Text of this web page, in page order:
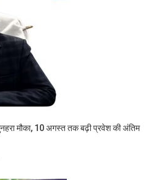
मौका, 10 अगस्त तक बढ़ी प्रवेश की अंतिम